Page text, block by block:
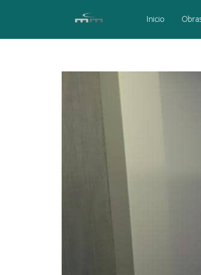
Inicio